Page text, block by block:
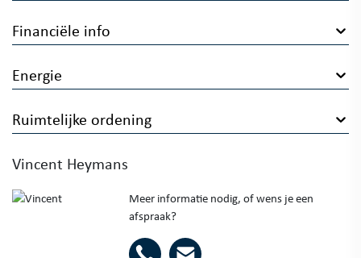
Financiële info
Energie
Ruimtelijke ordening
Vincent Heymans
Meer informatie nodig, of wens je een
afspraak?